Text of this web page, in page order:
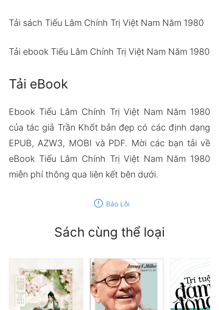
Tải sách Tiếu Lâm Chính Trị Việt Nam Năm 1980
Tải ebook Tiếu Lâm Chính Trị Việt Nam Năm 1980
Tải eBook
Ebook Tiếu Lâm Chính Trị Việt Nam Năm 1980
của tác giả Trần Khốt bản đẹp có các định dạng
EPUB, AZW3, MOBI và PDF. Mời các bạn tải về
eBook Tiếu Lâm Chính Trị Việt Nam Năm 1980
miễn phí thông qua liên kết bên dưới.
report Báo Lỗi
Sách cùng thể loại